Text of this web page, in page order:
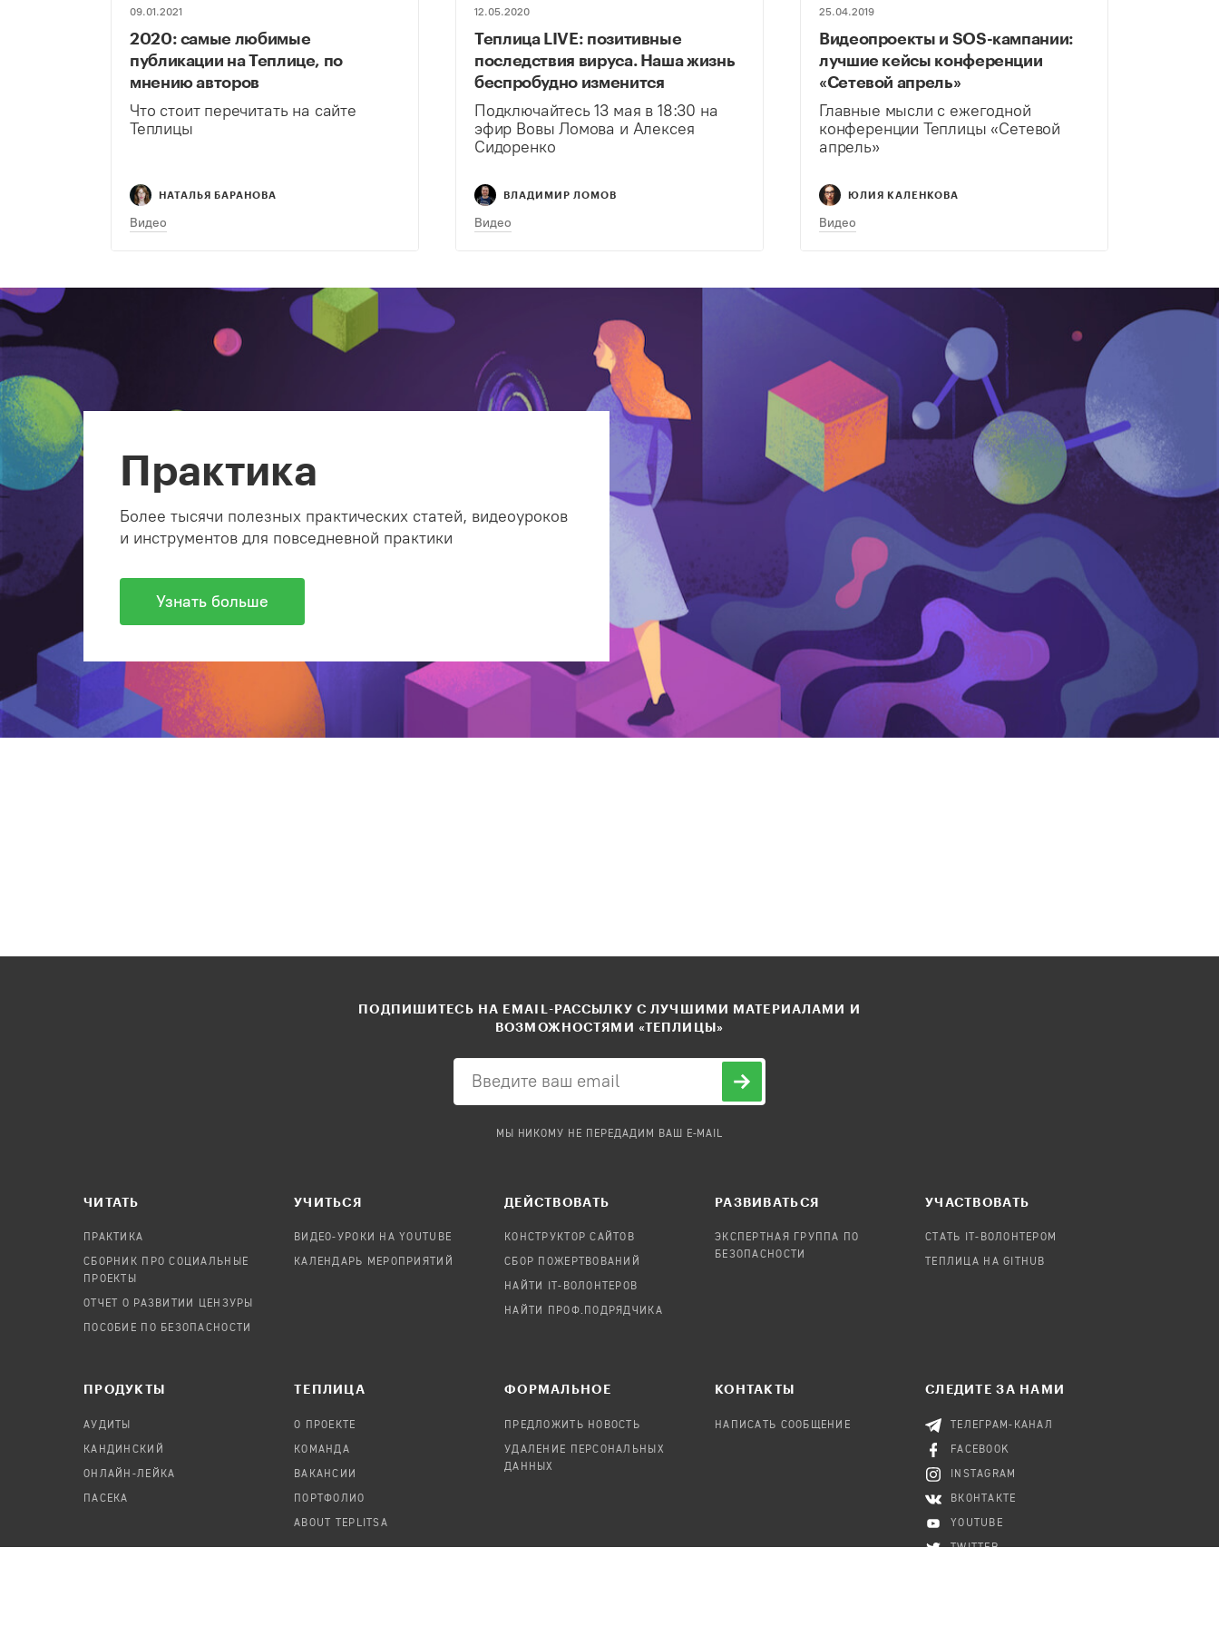
09.01.2021
2020: самые любимые
публикации на Теплице, по
мнению авторов
Что стоит перечитать на сайте
Теплицы
НАТАЛЬЯ БАРАНОВА
Видео
12.05.2020
Теплица LIVE: позитивные
последствия вируса. Наша жизнь
беспробудно изменится
Подключайтесь 13 мая в 18:30 на
эфир Вовы Ломова и Алексея
Сидоренко
ВЛАДИМИР ЛОМОВ
Видео
25.04.2019
Видеопроекты и SOS-кампании:
лучшие кейсы конференции
«Сетевой апрель»
Главные мысли с ежегодной
конференции Теплицы «Сетевой
апрель»
ЮЛИЯ КАЛЕНКОВА
Видео
Практика
Более тысячи полезных практических статей, видеоуроков
и инструментов для повседневной практики
Узнать больше
ПОДПИШИТЕСЬ НА EMAIL-РАССЫЛКУ С ЛУЧШИМИ МАТЕРИАЛАМИ И
ВОЗМОЖНОСТЯМИ «ТЕПЛИЦЫ»
МЫ НИКОМУ НЕ ПЕРЕДАДИМ ВАШ E-MAIL
ЧИТАТЬ
ПРАКТИКА
СБОРНИК ПРО СОЦИАЛЬНЫЕ
ПРОЕКТЫ
ОТЧЕТ О РАЗВИТИИ ЦЕНЗУРЫ
ПОСОБИЕ ПО БЕЗОПАСНОСТИ
УЧИТЬСЯ
ВИДЕО-УРОКИ НА YOUTUBE
КАЛЕНДАРЬ МЕРОПРИЯТИЙ
ДЕЙСТВОВАТЬ
КОНСТРУКТОР САЙТОВ
СБОР ПОЖЕРТВОВАНИЙ
НАЙТИ IT-ВОЛОНТЕРОВ
НАЙТИ ПРОФ.ПОДРЯДЧИКА
РАЗВИВАТЬСЯ
ЭКСПЕРТНАЯ ГРУППА ПО
БЕЗОПАСНОСТИ
УЧАСТВОВАТЬ
СТАТЬ IT-ВОЛОНТЕРОМ
ТЕПЛИЦА НА GITHUB
ПРОДУКТЫ
АУДИТЫ
КАНДИНСКИЙ
ОНЛАЙН-ЛЕЙКА
ПАСЕКА
TЕПЛИЦА
О ПРОЕКТЕ
КОМАНДА
ВАКАНСИИ
ПОРТФОЛИО
ABOUT TEPLITSA
ФОРМАЛЬНОЕ
ПРЕДЛОЖИТЬ НОВОСТЬ
УДАЛЕНИЕ ПЕРСОНАЛЬНЫХ
ДАННЫХ
КОНТАКТЫ
НАПИСАТЬ СООБЩЕНИЕ
СЛЕДИТЕ ЗА НАМИ
ТЕЛЕГРАМ-КАНАЛ
FACEBOOK
INSTAGRAM
ВКОНТАКТЕ
YOUTUBE
TWITTER